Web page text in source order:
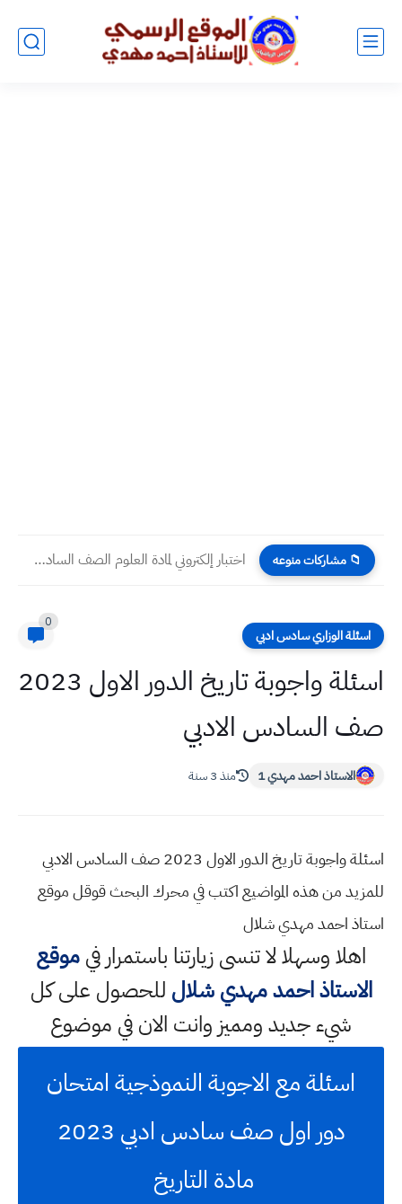
📁 مشاركات منوعه اختبار إلكتروني لمادة العلوم الصف السادس الابتدائي الفصل السادس التفاعلات...
اسئلة الوزاري سادس ادبي
0
اسئلة واجوبة تاريخ الدور الاول 2023
صف السادس الادبي
الاستاذ احمد مهدي 1 منذ 3 سنة
اسئلة واجوبة تاريخ الدور الاول 2023 صف السادس الادبي
للمزيد من هذه المواضيع اكتب في محرك البحث قوقل موقع
استاذ احمد مهدي شلال
اهلا وسهلالا تنسى زيارتنا باستمرار فيموقع
الاستاذ احمد مهدي شلال للحصول على كل
شيء جديد ومميز وانت الان في موضوع
اسئلة مع الاجوبة النموذجية امتحان
دور اول صف سادس ادبي 2023
مادة التاريخ